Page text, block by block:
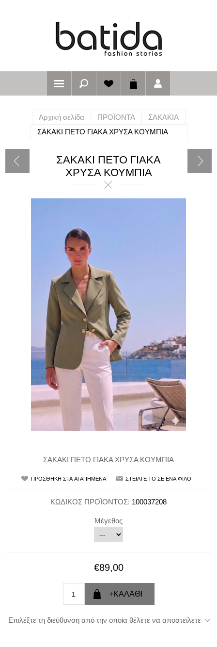
Αρχική σελίδα ΠΡΟΪΟΝΤΑ
ΣΑΚΑΚΙΑ
ΣΑΚΑΚΙ ΠΕΤΟ ΓΙΑΚΑ ΧΡΥΣΑ ΚΟΥΜΠΙΑ
ΣΑΚΑΚΙ ΠΕΤΟ ΓΙΑΚΑ
ΧΡΥΣΑ ΚΟΥΜΠΙΑ
ΣΑΚΑΚΙ ΠΕΤΟ ΓΙΑΚΑ ΧΡΥΣΑ ΚΟΥΜΠΙΑ
ΚΩΔΙΚΟΣ ΠΡΟΪΟΝΤΟΣ: 100037208
Μέγεθος
€89,00
Επιλέξτε τη διεύθυνση από την οποία θέλετε να αποστείλετε